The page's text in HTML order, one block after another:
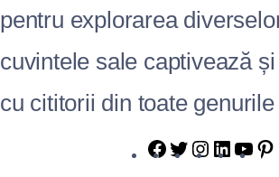
pentru explorarea
cuvintele sale captivează
cu cititorii din toate